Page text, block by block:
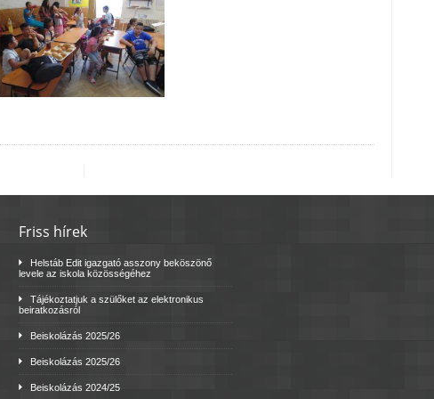
Friss hírek
Helstáb Edit igazgató asszony beköszönő
levele az iskola közösségéhez
Tájékoztatjuk a szülőket az elektronikus
beiratkozásról
Beiskolázás 2025/26
Beiskolázás 2025/26
Beiskolázás 2024/25